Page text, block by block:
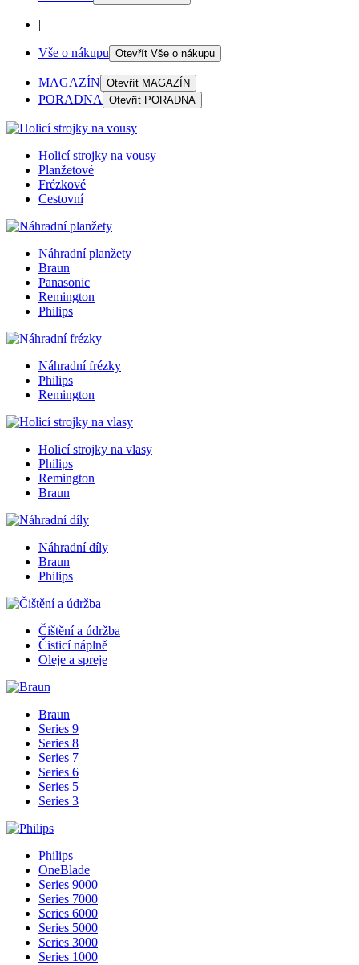
|
Vše o nákupu Otevřít Vše o nákupu
MAGAZÍN Otevřít MAGAZÍN
PORADNA Otevřít PORADNA
Holicí strojky na vousy
Planžetové
Frézkové
Cestovní
Náhradní planžety
Braun
Panasonic
Remington
Philips
Náhradní frézky
Philips
Remington
Holicí strojky na vlasy
Philips
Remington
Braun
Náhradní díly
Braun
Philips
Čištění a údržba
Čisticí náplně
Oleje a spreje
Braun
Series 9
Series 8
Series 7
Series 6
Series 5
Series 3
Philips
OneBlade
Series 9000
Series 7000
Series 6000
Series 5000
Series 3000
Series 1000